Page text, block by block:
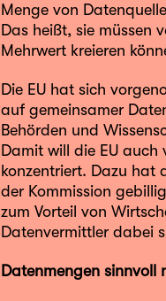
Menge von
Das heißt, sie müssen
Mehrwert kreieren
Die EU hat sich
auf gemeinsamer
Behörden und
Damit will die EU
konzentriert. Dazu hat
der Kommission
zum Vorteil von
Datenvermittler dabei
Datenmengen sinnvoll